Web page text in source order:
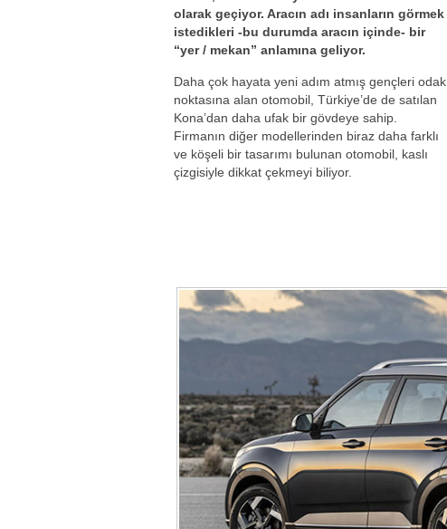
olarak geçiyor. Aracın adı insanların görmek
istedikleri -bu durumda aracın içinde- bir
“yer / mekan” anlamına geliyor.
Daha çok hayata yeni adım atmış gençleri odak
noktasına alan otomobil, Türkiye’de de satılan
Kona’dan daha ufak bir gövdeye sahip.
Firmanın diğer modellerinden biraz daha farklı
ve köşeli bir tasarımı bulunan otomobil, kaslı
çizgisiyle dikkat çekmeyi biliyor.